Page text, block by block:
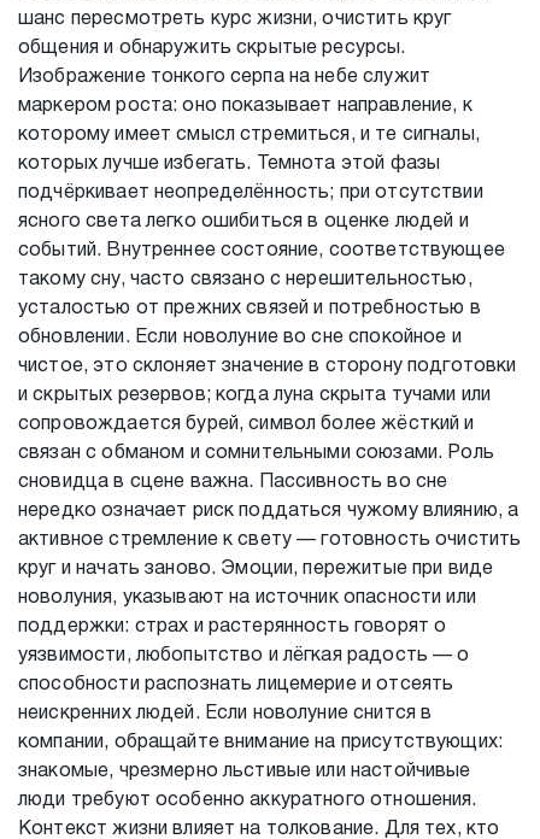
шанс пересмотреть курс жизни, очистить круг
общения и обнаружить скрытые ресурсы.
Изображение тонкого серпа на небе служит
маркером роста: оно показывает направление, к
которому имеет смысл стремиться, и те сигналы,
которых лучше избегать. Темнота этой фазы
подчёркивает неопределённость; при отсутствии
ясного света легко ошибиться в оценке людей и
событий. Внутреннее состояние, соответствующее
такому сну, часто связано с нерешительностью,
усталостью от прежних связей и потребностью в
обновлении. Если новолуние во сне спокойное и
чистое, это склоняет значение в сторону подготовки
и скрытых резервов; когда луна скрыта тучами или
сопровождается бурей, символ более жёсткий и
связан с обманом и сомнительными союзами. Роль
сновидца в сцене важна. Пассивность во сне
нередко означает риск поддаться чужому влиянию, а
активное стремление к свету — готовность очистить
круг и начать заново. Эмоции, пережитые при виде
новолуния, указывают на источник опасности или
поддержки: страх и растерянность говорят о
уязвимости, любопытство и лёгкая радость — о
способности распознать лицемерие и отсеять
неискренних людей. Если новолуние снится в
компании, обращайте внимание на присутствующих:
знакомые, чрезмерно льстивые или настойчивые
люди требуют особенно аккуратного отношения.
Контекст жизни влияет на толкование. Для тех, кто